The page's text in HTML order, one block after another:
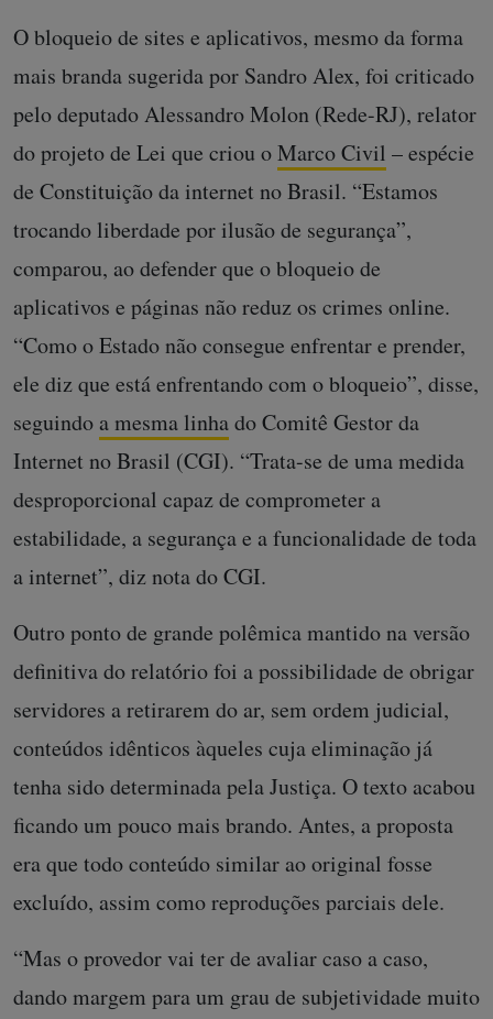
O bloqueio de sites e aplicativos, mesmo da forma
mais branda sugerida por Sandro Alex, foi criticado
pelo deputado Alessandro Molon (Rede-RJ), relator
do projeto de Lei que criou oMarco Civil – espécie
de Constituição da internet no Brasil. “Estamos
trocando liberdade por ilusão de segurança”,
comparou, ao defender que o bloqueio de
aplicativos e páginas não reduz os crimes online.
“Como o Estado não consegue enfrentar e prender,
ele diz que está enfrentando com o bloqueio”, disse,
seguindo a mesma linhado Comitê Gestor da
Internet no Brasil (CGI). “Trata-se de uma medida
desproporcional capaz de comprometer a
estabilidade, a segurança e a funcionalidade de toda
a internet”, diz nota do CGI.
Outro ponto de grande polêmica mantido na versão
definitiva do relatório foi a possibilidade de obrigar
servidores a retirarem do ar, sem ordem judicial,
conteúdos idênticos àqueles cuja eliminação já
tenha sido determinada pela Justiça. O texto acabou
ficando um pouco mais brando. Antes, a proposta
era que todo conteúdo similar ao original fosse
excluído, assim como reproduções parciais dele.
“Mas o provedor vai ter de avaliar caso a caso,
dando margem para um grau de subjetividade muito